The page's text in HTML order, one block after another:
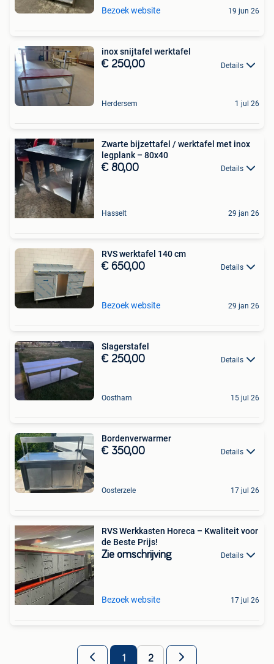
Bezoek website 19 jun 26
inox snijtafel werktafel
€ 250,00 Details
Herdersem 1 jul 26
Zwarte bijzettafel / werktafel met inox
legplank – 80x40
€ 80,00 Details
Hasselt 29 jan 26
RVS werktafel 140 cm
€ 650,00 Details
Bezoek website 29 jan 26
Slagerstafel
€ 250,00 Details
Oostham 15 jul 26
Bordenverwarmer
€ 350,00 Details
Oosterzele 17 jul 26
RVS Werkkasten Horeca – Kwaliteit voor
de Beste Prijs!
Zie omschrijving Details
Bezoek website 17 jul 26
1 2